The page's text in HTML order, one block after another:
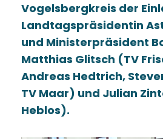
Vogelsbergkreis der
Landtagspräsidentin
und Ministerpräsident
Matthias Glitsch (TV
Andreas Hedtrich,
TV Maar) und Julian
Heblos).